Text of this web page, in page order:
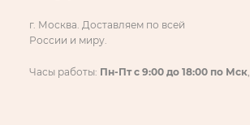
г. Москва. Доставляем по всей
России и миру.
Часы работы: Пн-Пт с 9:00 до 18:00 по Мск,